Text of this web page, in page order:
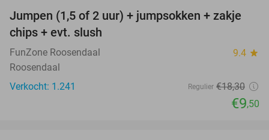
48%
Jumpen (1,5 of 2 uur) + jumpsokken + zakje
chips + evt. slush
FunZone Roosendaal 9.4 star
Roosendaal
Verkocht: 1.241
Regulier €18,30
€9,50